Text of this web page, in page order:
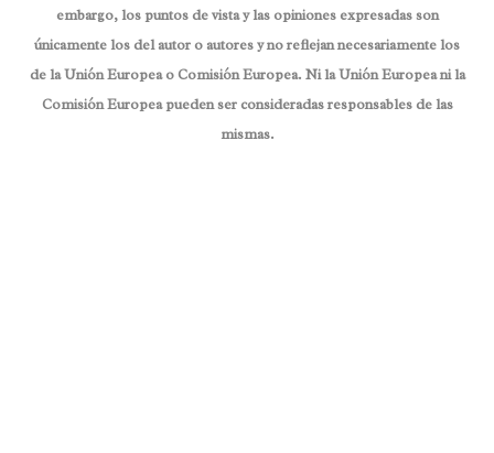
embargo, los puntos de vista y las opiniones expresadas son
únicamente los del autor o autores y no reflejan necesariamente los
de la Unión Europea o Comisión Europea. Ni la Unión Europea ni la
Comisión Europea pueden ser consideradas responsables de las
mismas.